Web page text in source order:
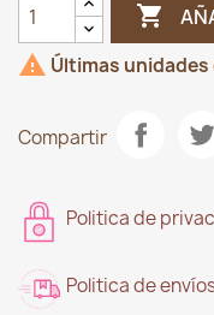

 Últimas
Compartir
Politica de
Politica de